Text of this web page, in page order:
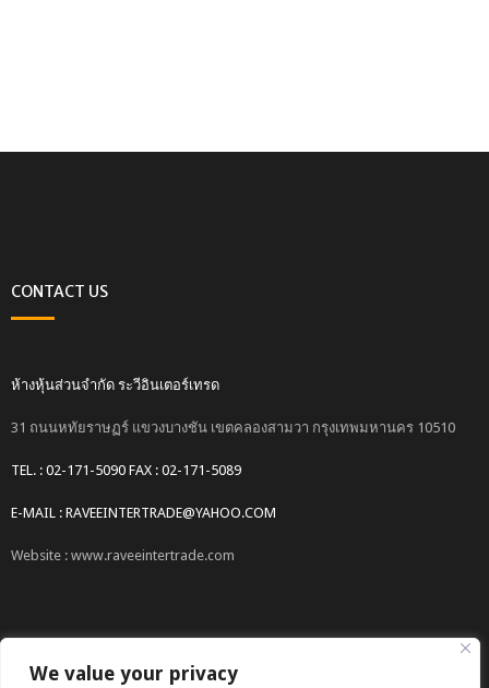
We value your privacy
CONTACT US
ห้างหุ้นส่วนจำกัด ระวีอินเตอร์เทรด
31 ถนนหทัยราษฏร์ แขวงบางชัน เขตคลองสามวา กรุงเทพมหานคร 10510
TEL. : 02-171-5090 FAX : 02-171-5089
E-MAIL : RAVEEINTERTRADE@YAHOO.COM
Website : www.raveeintertrade.com